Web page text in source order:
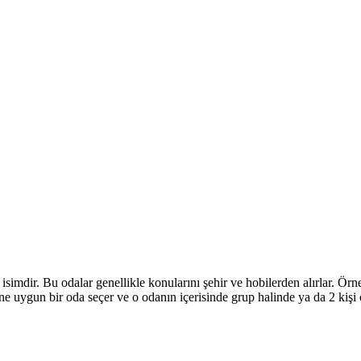
Bu odalar genellikle konularını şehir ve hobilerden alırlar.
uygun bir oda seçer ve o odanın içerisinde grup halinde ya da 2